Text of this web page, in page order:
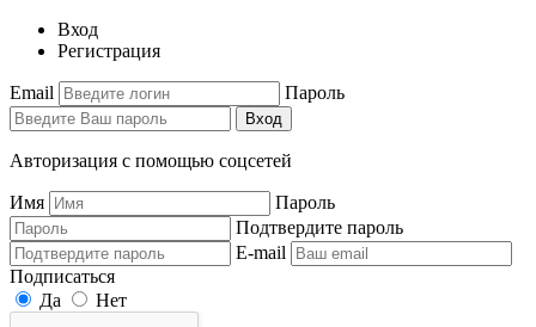
Вход
Регистрация
Email Пароль
Вход
Авторизация с помощью соцсетей
Имя
Пароль
Подтвердите пароль
E-mail
Подписаться
Да
Нет